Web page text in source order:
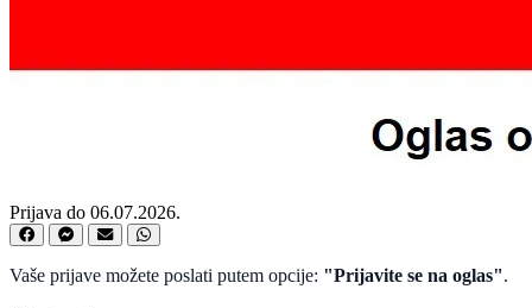
Prijava do 06.07.2026.
Vaše prijave možete poslati putem opcije: "Prijavite se na oglas".